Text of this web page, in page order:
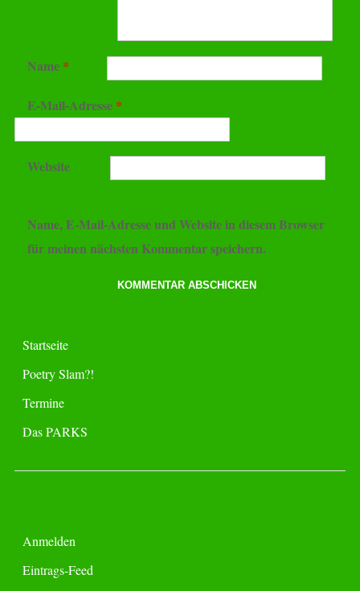
Name *
E-Mail-Adresse *
Website
Name, E-Mail-Adresse und Website in diesem Browser
für meinen nächsten Kommentar speichern.
Startseite
Poetry Slam?!
Termine
Das PARKS
Anmelden
Eintrags-Feed